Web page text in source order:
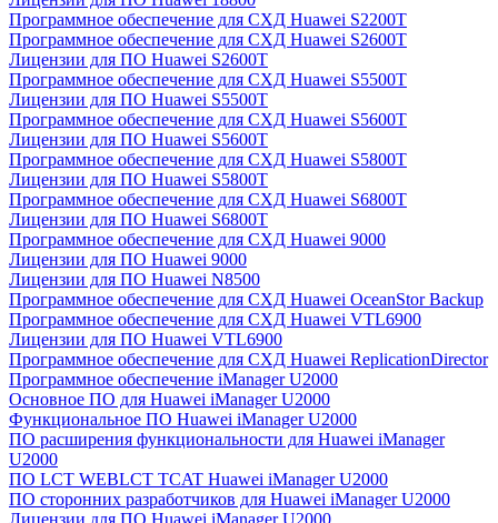
Программное обеспечение для СХД Huawei S2200T
Программное обеспечение для СХД Huawei S2600T
Лицензии для ПО Huawei S2600T
Программное обеспечение для СХД Huawei S5500T
Лицензии для ПО Huawei S5500T
Программное обеспечение для СХД Huawei S5600T
Лицензии для ПО Huawei S5600T
Программное обеспечение для СХД Huawei S5800T
Лицензии для ПО Huawei S5800T
Программное обеспечение для СХД Huawei S6800T
Лицензии для ПО Huawei S6800T
Программное обеспечение для СХД Huawei 9000
Лицензии для ПО Huawei 9000
Лицензии для ПО Huawei N8500
Программное обеспечение для СХД Huawei OceanStor Backup
Программное обеспечение для СХД Huawei VTL6900
Лицензии для ПО Huawei VTL6900
Программное обеспечение для СХД Huawei ReplicationDirector
Программное обеспечение iManager U2000
Основное ПО для Huawei iManager U2000
Функциональное ПО Huawei iManager U2000
ПО расширения функциональности для Huawei iManager
U2000
ПО LCT WEBLCT TCAT Huawei iManager U2000
ПО сторонних разработчиков для Huawei iManager U2000
Лицензии для ПО Huawei iManager U2000